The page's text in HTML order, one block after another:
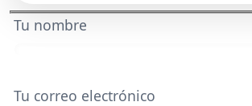
Tu nombre
Tu correo electrónico